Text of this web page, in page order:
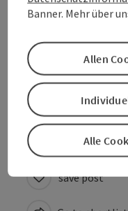
Prices
Suitability
Accessibility
save post
Banner. Mehr über
Alle
Allen